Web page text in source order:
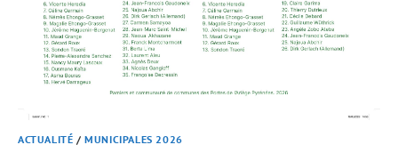
ACTUALITÉ /MUNICIPALES 2026